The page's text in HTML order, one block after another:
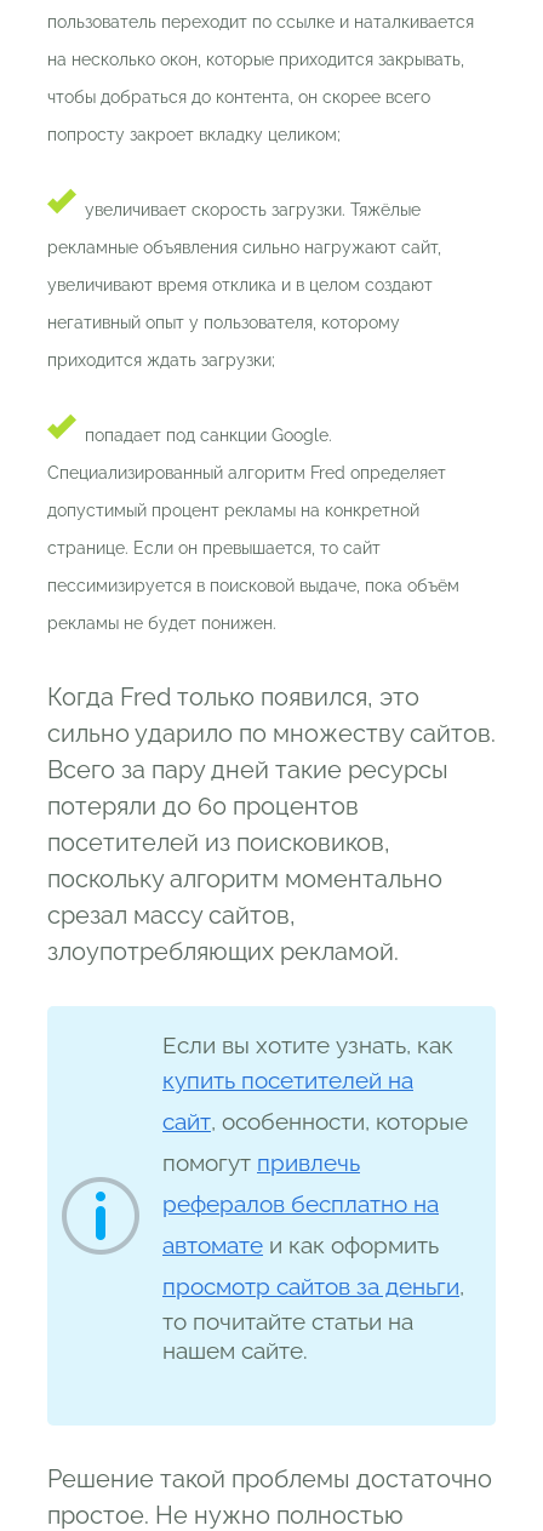
пользователь переходит по ссылке и наталкивается
на несколько окон, которые приходится закрывать,
чтобы добраться до контента, он скорее всего
попросту закроет вкладку целиком;
увеличивает скорость загрузки. Тяжёлые
рекламные объявления сильно нагружают сайт,
увеличивают время отклика и в целом создают
негативный опыт у пользователя, которому
приходится ждать загрузки;
попадает под санкции Google.
Специализированный алгоритм Fred определяет
допустимый процент рекламы на конкретной
странице. Если он превышается, то сайт
пессимизируется в поисковой выдаче, пока объём
рекламы не будет понижен.
Когда Fred только появился, это
сильно ударило по множеству сайтов.
Всего за пару дней такие ресурсы
потеряли до 60 процентов
посетителей из поисковиков,
поскольку алгоритм моментально
срезал массу сайтов,
злоупотребляющих рекламой.
Если вы хотите узнать, как
купить посетителей на
сайт, особенности, которые
помогут привлечь
рефералов бесплатно на
автомате и как оформить
просмотр сайтов за деньги,
то почитайте статьи на
нашем сайте.
Решение такой проблемы достаточно
простое. Не нужно полностью